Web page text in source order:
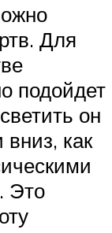
Для
подойдет
он
как
Это